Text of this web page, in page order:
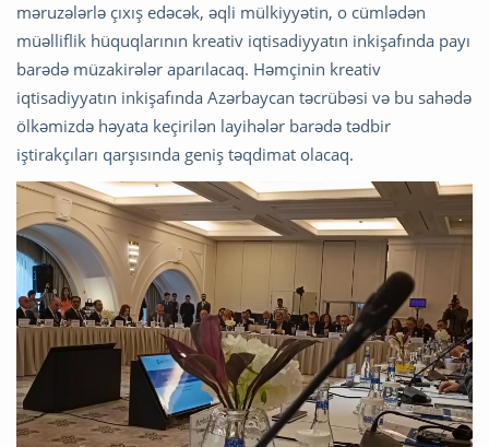
məruzələrlə çıxış edəcək, əqli mülkiyyətin, o cümlədən
müəlliflik hüquqlarının kreativ iqtisadiyyatın inkişafında payı
barədə müzakirələr aparılacaq. Həmçinin kreativ
iqtisadiyyatın inkişafında Azərbaycan təcrübəsi və bu sahədə
ölkəmizdə həyata keçirilən layihələr barədə tədbir
iştirakçıları qarşısında geniş təqdimat olacaq.